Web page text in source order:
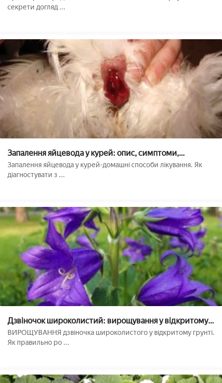
секрети догляд ...
Запалення яйцевода у курей: опис, симптоми,
лікування, фото
Запалення яйцевода у курей-домашні способи лікування. Як
діагностувати з ...
Дзвіночок широколистий: вирощування у відкритому
грунті, фото
ВИРОЩУВАННЯ дзвіночка широколистого у відкритому грунті.
Як правильно ро ...